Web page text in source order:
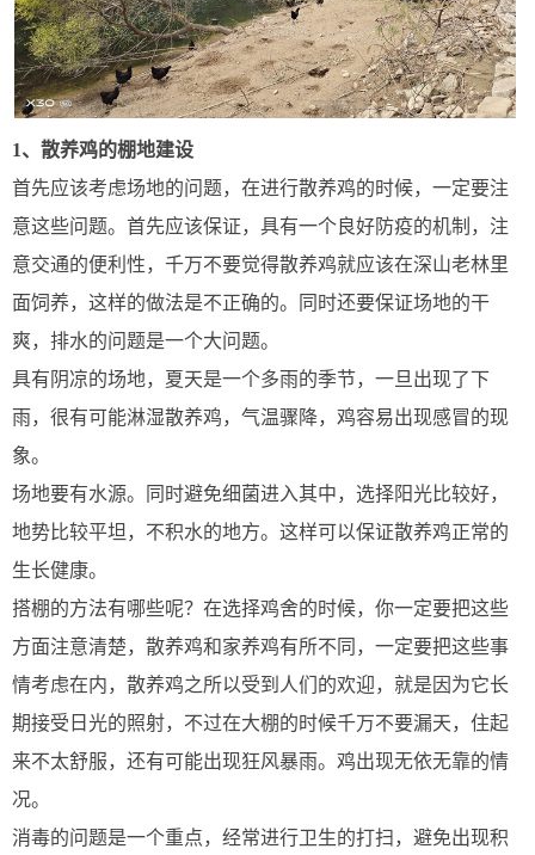
1、散养鸡的棚地建设
首先应该考虑场地的问题，在进行散养鸡的时候，一定要注
意这些问题。首先应该保证，具有一个良好防疫的机制，注
意交通的便利性，千万不要觉得散养鸡就应该在深山老林里
面饲养，这样的做法是不正确的。同时还要保证场地的干
爽，排水的问题是一个大问题。
具有阴凉的场地，夏天是一个多雨的季节，一旦出现了下
雨，很有可能淋湿散养鸡，气温骤降，鸡容易出现感冒的现
象。
场地要有水源。同时避免细菌进入其中，选择阳光比较好，
地势比较平坦，不积水的地方。这样可以保证散养鸡正常的
生长健康。
搭棚的方法有哪些呢？在选择鸡舍的时候，你一定要把这些
方面注意清楚，散养鸡和家养鸡有所不同，一定要把这些事
情考虑在内，散养鸡之所以受到人们的欢迎，就是因为它长
期接受日光的照射，不过在大棚的时候千万不要漏天，住起
来不太舒服，还有可能出现狂风暴雨。鸡出现无依无靠的情
况。
消毒的问题是一个重点，经常进行卫生的打扫，避免出现积